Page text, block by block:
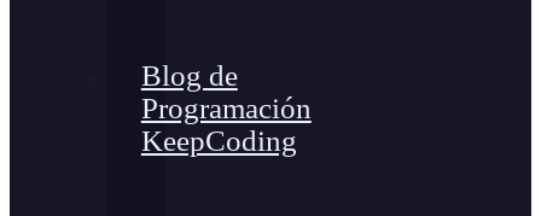
Blog de
Programación
KeepCoding